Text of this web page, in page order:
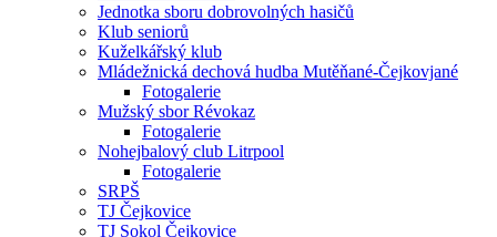
Jednotka sboru dobrovolných hasičů
Klub seniorů
Kuželkářský klub
Mládežnická dechová hudba Mutěňané-Čejkovjané
Fotogalerie
Mužský sbor Révokaz
Fotogalerie
Nohejbalový club Litrpool
Fotogalerie
SRPŠ
TJ Čejkovice
TJ Sokol Čejkovice